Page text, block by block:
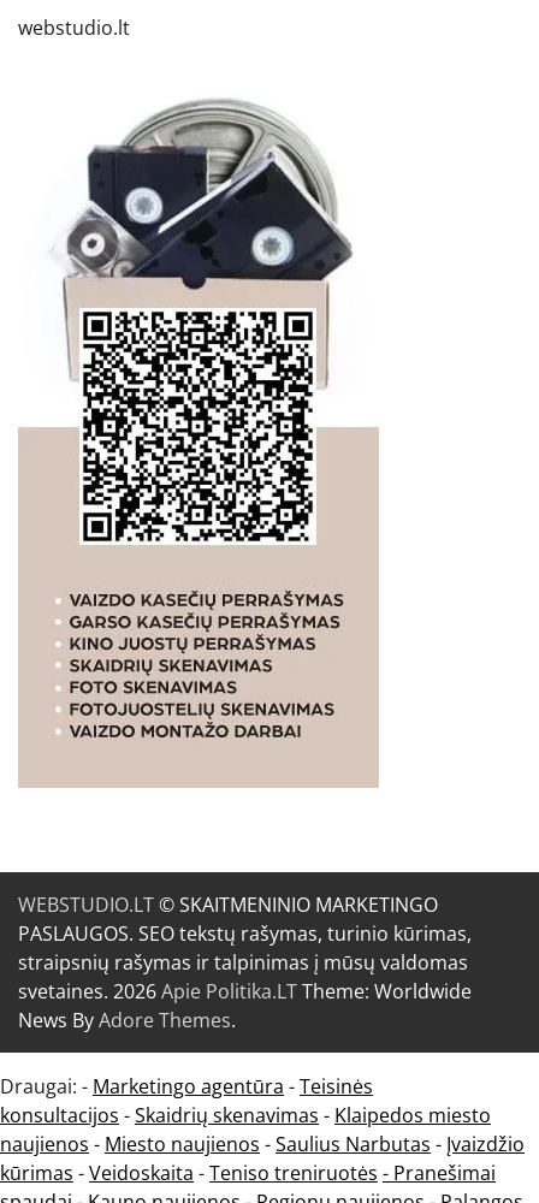
webstudio.lt
WEBSTUDIO.LT© SKAITMENINIO MARKETINGO
PASLAUGOS. SEO tekstų rašymas, turinio kūrimas,
straipsnių rašymas ir talpinimas į mūsų valdomas
svetaines. 2026Apie Politika.LTTheme: Worldwide
News ByAdore Themes.
Draugai: - Marketingo agentūra -Teisinės
konsultacijos -Skaidrių skenavimas - Klaipedos miesto
naujienos - Miesto naujienos -Saulius Narbutas - Įvaizdžio
kūrimas -Veidoskaita -Teniso treniruotės - Pranešimai